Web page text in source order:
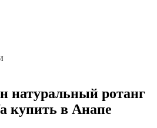
натуральный ротанг
купить в Анапе